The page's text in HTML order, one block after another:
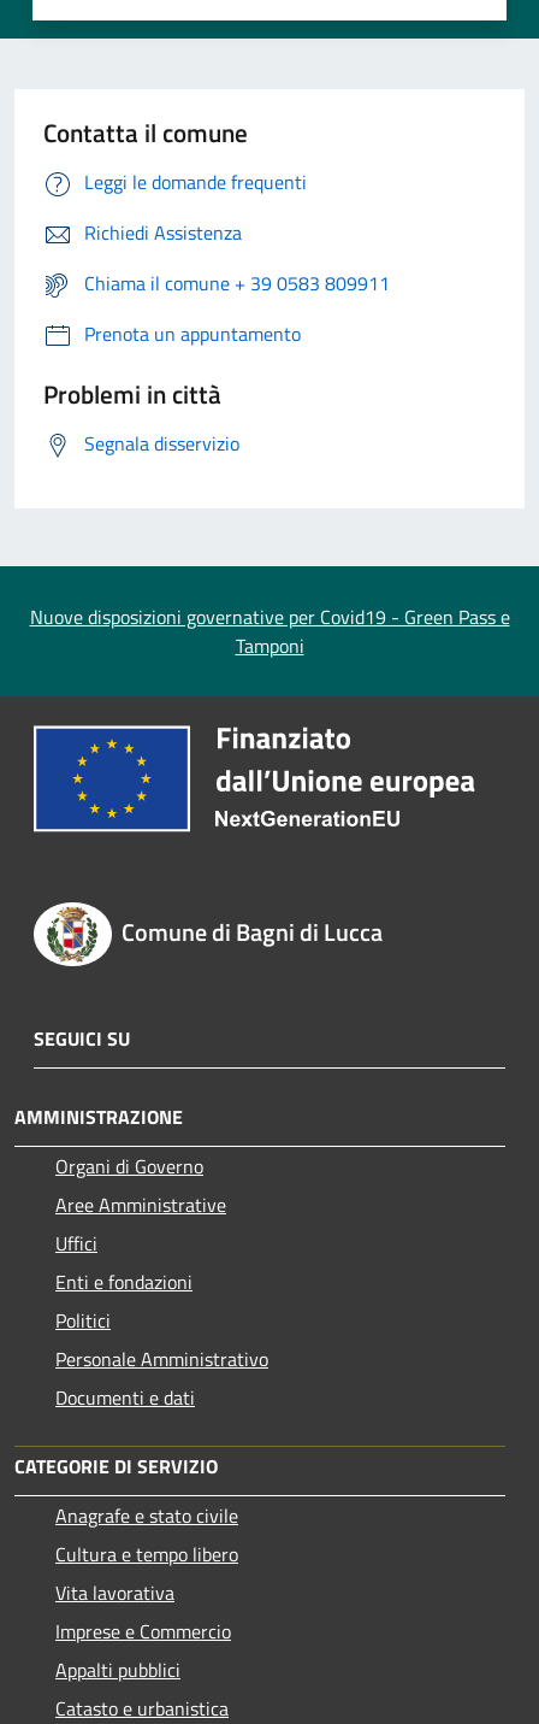
Contatta il comune
Leggi le domande frequenti
Richiedi Assistenza
Chiama il comune + 39 0583 809911
Prenota un appuntamento
Problemi in città
Segnala disservizio
Nuove disposizioni governative per Covid19 - Green Pass e
Tamponi
Comune di Bagni di Lucca
SEGUICI SU
AMMINISTRAZIONE
Organi di Governo
Aree Amministrative
Uffici
Enti e fondazioni
Politici
Personale Amministrativo
Documenti e dati
CATEGORIE DI SERVIZIO
Anagrafe e stato civile
Cultura e tempo libero
Vita lavorativa
Imprese e Commercio
Appalti pubblici
Catasto e urbanistica